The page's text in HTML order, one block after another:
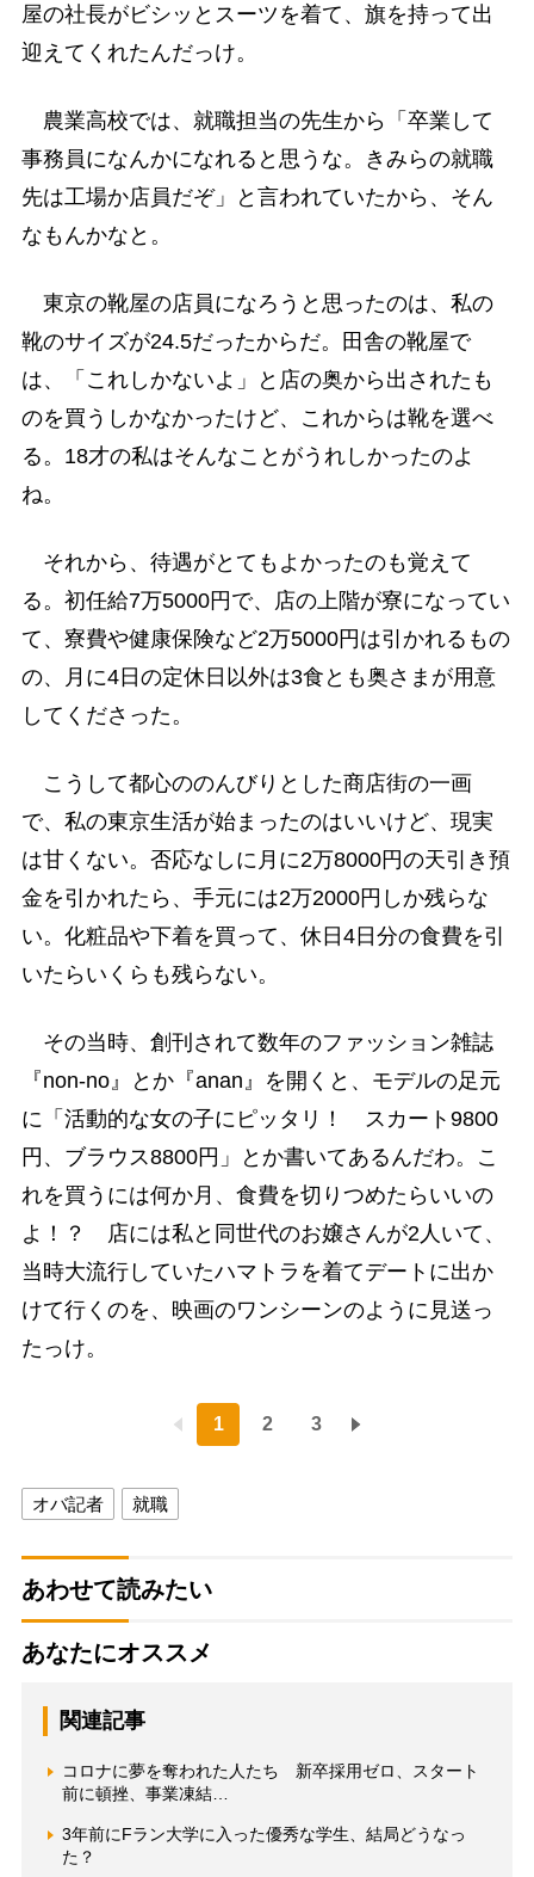
屋の社長がビシッとスーツを着て、旗を持って出
迎えてくれたんだっけ。
農業高校では、就職担当の先生から「卒業して
事務員になんかになれると思うな。きみらの就職
先は工場か店員だぞ」と言われていたから、そん
なもんかなと。
東京の靴屋の店員になろうと思ったのは、私の
靴のサイズが24.5だったからだ。田舎の靴屋で
は、「これしかないよ」と店の奥から出されたも
のを買うしかなかったけど、これからは靴を選べ
る。18才の私はそんなことがうれしかったのよ
ね。
それから、待遇がとてもよかったのも覚えて
る。初任給7万5000円で、店の上階が寮になってい
て、寮費や健康保険など2万5000円は引かれるもの
の、月に4日の定休日以外は3食とも奥さまが用意
してくださった。
こうして都心ののんびりとした商店街の一画
で、私の東京生活が始まったのはいいけど、現実
は甘くない。否応なしに月に2万8000円の天引き預
金を引かれたら、手元には2万2000円しか残らな
い。化粧品や下着を買って、休日4日分の食費を引
いたらいくらも残らない。
その当時、創刊されて数年のファッション雑誌
『non-no』とか『anan』を開くと、モデルの足元
に「活動的な女の子にピッタリ！ スカート9800
円、ブラウス8800円」とか書いてあるんだわ。こ
れを買うには何か月、食費を切りつめたらいいの
よ！？ 店には私と同世代のお嬢さんが2人いて、
当時大流行していたハマトラを着てデートに出か
けて行くのを、映画のワンシーンのように見送っ
たっけ。
1 2 3
オバ記者 就職
あわせて読みたい
あなたにオススメ
関連記事
コロナに夢を奪われた人たち 新卒採用ゼロ、スタート
前に頓挫、事業凍結…
3年前にFラン大学に入った優秀な学生、結局どうなっ
た？